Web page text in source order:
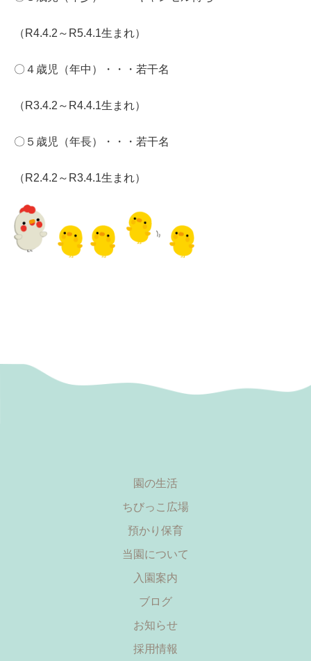
（R4.4.2～R5.4.1生まれ）
〇４歳児（年中）・・・若干名
（R3.4.2～R4.4.1生まれ）
〇５歳児（年長）・・・若干名
（R2.4.2～R3.4.1生まれ）
園の生活
ちびっこ広場
預かり保育
当園について
入園案内
ブログ
お知らせ
採用情報